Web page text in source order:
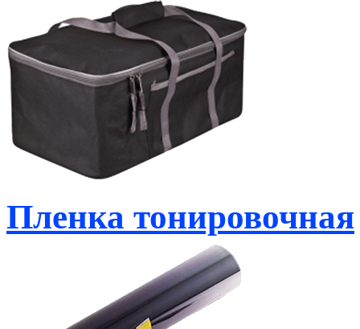
Пленка тонировочная